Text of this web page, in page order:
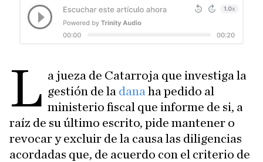
L a jueza de Catarroja que investiga la
gestión de la danaha pedido al
ministerio fiscal que informe de si, a
raíz de su último escrito, pide mantener o
revocar y excluir de la causa las diligencias
acordadas que, de acuerdo con el criterio de